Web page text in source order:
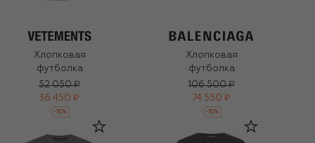
Хлопковая
футболка
52 050 ₽
36 450 ₽
-30%
Хлопковая
футболка
106 500 ₽
74 550 ₽
-30%